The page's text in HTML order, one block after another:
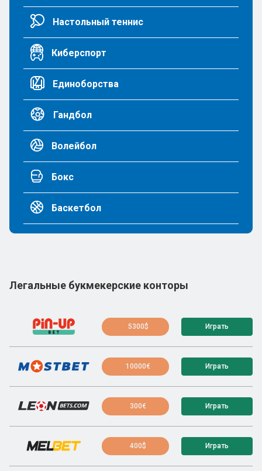
Настольный теннис
Киберспорт
Единоборства
Гандбол
Волейбол
Бокс
Баскетбол
Легальные букмекерские конторы
5300$ Играть
10000€ Играть
300€ Играть
400$ Играть